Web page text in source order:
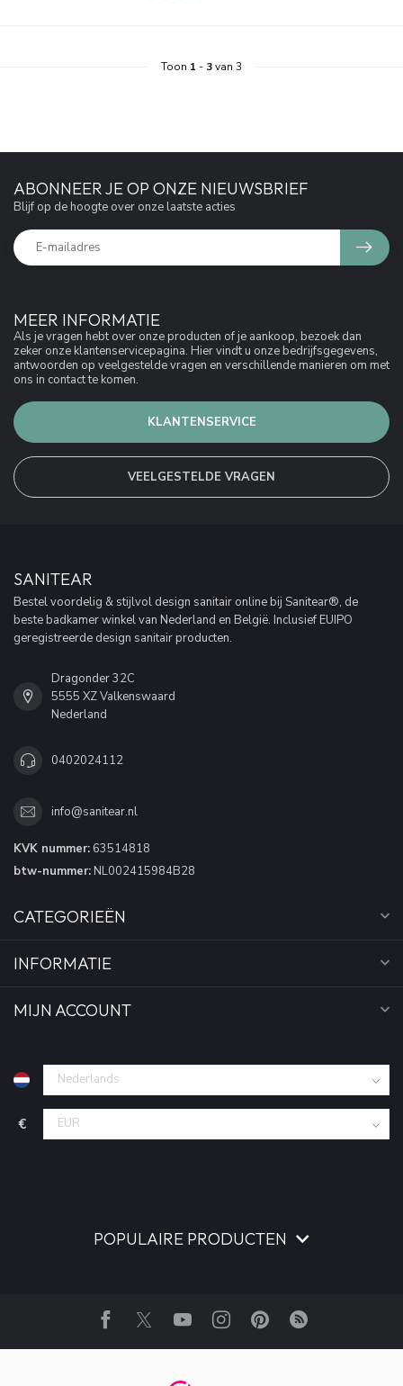
Toon 1 - 3van 3
MEER INFORMATIE
Als je vragen hebt over onze producten of je aankoop, bezoek dan
zeker onze klantenservicepagina. Hier vindt u onze bedrijfsgegevens,
antwoorden op veelgestelde vragen en verschillende manieren om met
ons in contact te komen.
KLANTENSERVICE
VEELGESTELDE VRAGEN
ABONNEER JE OP ONZE NIEUWSBRIEF
Blijf op de hoogte over onze laatste acties
SANITEAR
Bestel voordelig & stijlvol design sanitair online bij Sanitear®, de
beste badkamer winkel van Nederland en België. Inclusief EUIPO
geregistreerde design sanitair producten.
Dragonder 32C
5555 XZ Valkenswaard
Nederland
0402024112
info@sanitear.nl
KVK nummer: 63514818
btw-nummer: NL002415984B28
CATEGORIEËN
INFORMATIE
MIJN ACCOUNT
€
POPULAIRE PRODUCTEN